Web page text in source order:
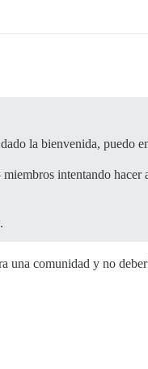
la bienvenida, puedo
intentando hacer
una comunidad y no